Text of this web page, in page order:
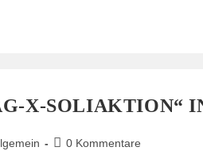
X-SOLIAKTION“
Beitrags-
0 Kommentare